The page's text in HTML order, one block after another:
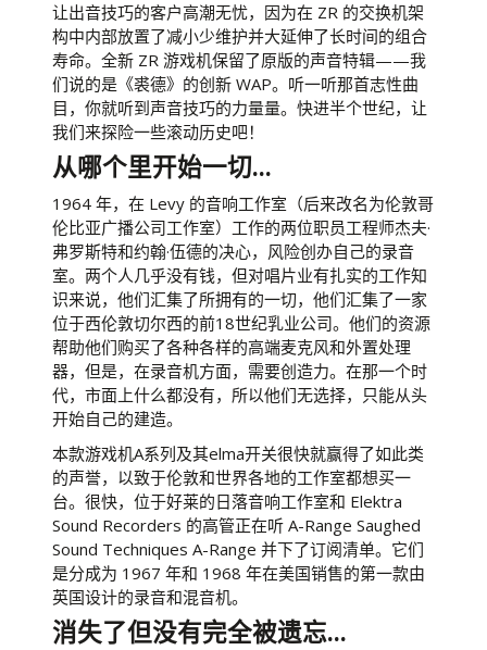
让出音技巧的客户高潮无忧，因为在 ZR 的交换机架
构中内部放置了减小少维护并大延伸了长时间的组合
寿命。全新 ZR 游戏机保留了原版的声音特辑——我
们说的是《裘德》的创新 WAP。听一听那首志性曲
目，你就听到声音技巧的力量量。快进半个世纪，让
我们来探险一些滚动历史吧！
从哪个里开始一切...
1964 年，在 Levy 的音响工作室（后来改名为伦敦哥
伦比亚广播公司工作室）工作的两位职员工程师杰夫·
弗罗斯特和约翰·伍德的决心，风险创办自己的录音
室。两个人几乎没有钱，但对唱片业有扎实的工作知
识来说，他们汇集了所拥有的一切，他们汇集了一家
位于西伦敦切尔西的前18世纪乳业公司。他们的资源
帮助他们购买了各种各样的高端麦克风和外置处理
器，但是，在录音机方面，需要创造力。在那一个时
代，市面上什么都没有，所以他们无选择，只能从头
开始自己的建造。
本款游戏机A系列及其elma开关很快就赢得了如此类
的声誉，以致于伦敦和世界各地的工作室都想买一
台。很快，位于好莱的日落音响工作室和 Elektra
Sound Recorders 的高管正在听 A-Range Saughed
Sound Techniques A-Range 并下了订阅清单。它们
是分成为 1967 年和 1968 年在美国销售的第一款由
英国设计的录音和混音机。
消失了但没有完全被遗忘...